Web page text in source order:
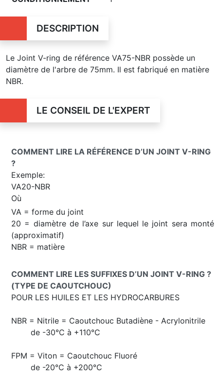
DESCRIPTION
Le Joint V-ring de référence VA75-NBR possède un
diamètre de l'arbre de 75mm. Il est fabriqué en matière
NBR.
LE CONSEIL DE L'EXPERT
COMMENT LIRE LA RÉFÉRENCE D’UN JOINT V-RING
?
Exemple:
VA20-NBR
Où
VA = forme du joint
20 = diamètre de l’axe sur lequel le joint sera monté
(approximatif)
NBR = matière
COMMENT LIRE LES SUFFIXES D’UN JOINT V-RING ?
(TYPE DE CAOUTCHOUC)
POUR LES HUILES ET LES HYDROCARBURES
NBR = Nitrile = Caoutchouc Butadiène - Acrylonitrile
de -30°C à +110°C
FPM = Viton = Caoutchouc Fluoré
de -20°C à +200°C